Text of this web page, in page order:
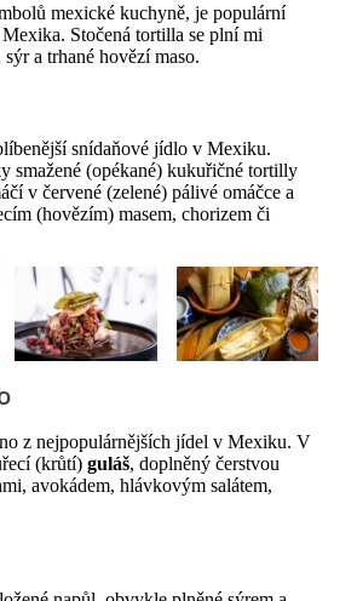
mexické kuchyně, je populární
Stočená tortilla se plní mi
a trhané hovězí maso.
snídaňové jídlo v Mexiku.
smažené (opékané) kukuřičné tortilly
v červené (zelené) pálivé omáčce a
(hovězím) masem, chorizem či
z nejpopulárnějších jídel v Mexiku. V
(krůtí) guláš, doplněný čerstvou
avokádem, hlávkovým salátem,